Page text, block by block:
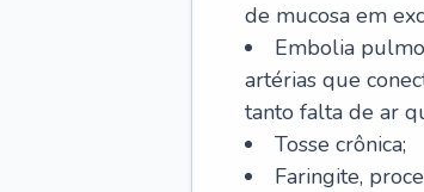
de mucosa em
Embolia
artérias que
tanto falta de ar
Tosse crônica;
Faringite,